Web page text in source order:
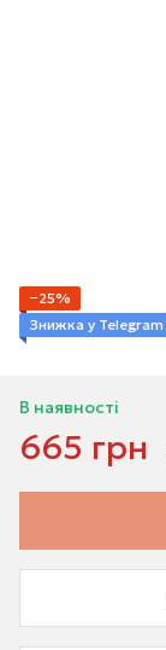
−25%
Знижка у Telegram
В наявності
665 грн